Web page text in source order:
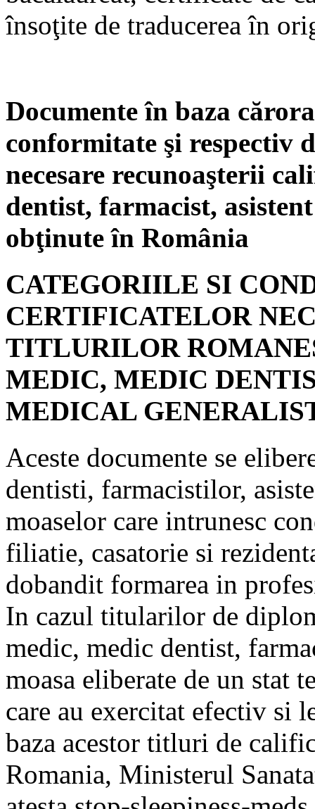
însoţite de traducerea în
Documente în baza
conformitate şi respectiv
necesare recunoaşterii
dentist, farmacist,
obţinute în România
CATEGORIILE SI
CERTIFICATELOR
TITLURILOR
MEDIC, MEDIC
MEDICAL
Aceste documente se
dentisti, farmacistilor,
moaselor care intrunesc
filiatie, casatorie si
dobandit formarea in
In cazul titularilor de
medic, medic dentist,
moasa eliberate de un stat
care au exercitat efectiv si
baza acestor titluri de
Romania, Ministerul